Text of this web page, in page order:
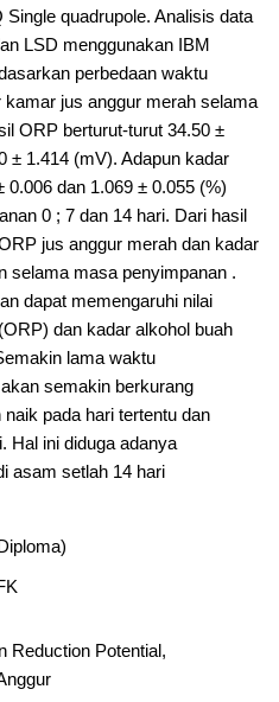
quadrupole. Analisis data
LSD menggunakan IBM
perbedaan waktu
jus anggur merah selama
ORP berturut-turut 34.50 ±
± 1.414 (mV). Adapun kadar
0.006 dan 1.069 ± 0.055 (%)
0 ; 7 dan 14 hari. Dari hasil
jus anggur merah dan kadar
selama masa penyimpanan .
dapat memengaruhi nilai
dan kadar alkohol buah
lama waktu
semakin berkurang
pada hari tertentu dan
Hal ini diduga adanya
asam setlah 14 hari
Reduction Potential,